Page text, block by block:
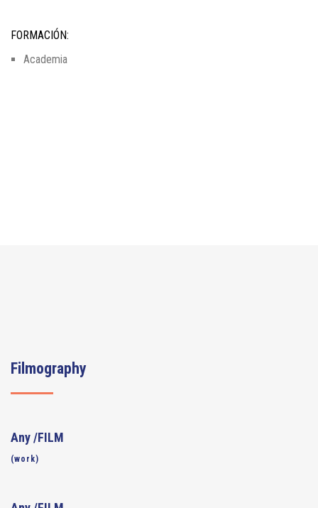
FORMACIÓN:
Academia
Filmography
Any /FILM
(work)